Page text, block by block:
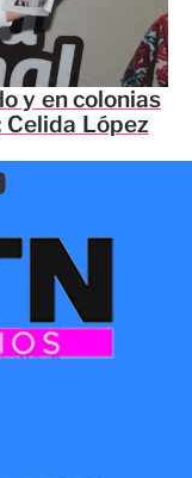
y en colonias
Celida López